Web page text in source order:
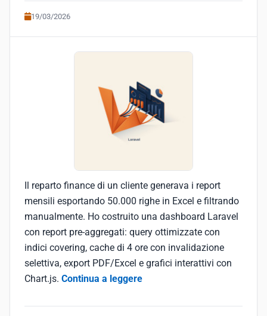
19/03/2026
Il reparto finance di un cliente generava i report
mensili esportando 50.000 righe in Excel e filtrando
manualmente. Ho costruito una dashboard Laravel
con report pre-aggregati: query ottimizzate con
indici covering, cache di 4 ore con invalidazione
selettiva, export PDF/Excel e grafici interattivi con
Chart.js. Continua a leggere